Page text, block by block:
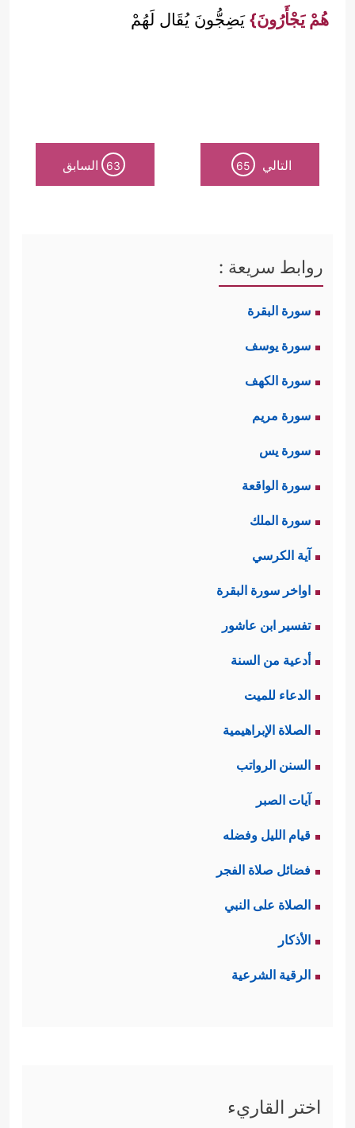
هُمْ يَجْأَرُونَ} يَضِجُّونَ يُقَال لَهُمْ
التالي 65
63 السابق
روابط سريعة :
سورة البقرة
سورة يوسف
سورة الكهف
سورة مريم
سورة يس
سورة الواقعة
سورة الملك
آية الكرسي
اواخر سورة البقرة
تفسير ابن عاشور
أدعية من السنة
الدعاء للميت
الصلاة الإبراهيمية
السنن الرواتب
آيات الصبر
قيام الليل وفضله
فضائل صلاة الفجر
الصلاة على النبي
الأذكار
الرقية الشرعية
اختر القاريء